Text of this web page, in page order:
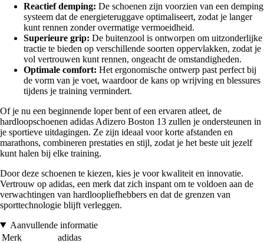
Reactief demping: De schoenen zijn voorzien van een demping
systeem dat de energieteruggave optimaliseert, zodat je langer
kunt rennen zonder overmatige vermoeidheid.
Superieure grip: De buitenzool is ontworpen om uitzonderlijke
tractie te bieden op verschillende soorten oppervlakken, zodat je
vol vertrouwen kunt rennen, ongeacht de omstandigheden.
Optimale comfort: Het ergonomische ontwerp past perfect bij
de vorm van je voet, waardoor de kans op wrijving en blessures
tijdens je training vermindert.
Of je nu een beginnende loper bent of een ervaren atleet, de
hardloopschoenen adidas Adizero Boston 13 zullen je ondersteunen in
je sportieve uitdagingen. Ze zijn ideaal voor korte afstanden en
marathons, combineren prestaties en stijl, zodat je het beste uit jezelf
kunt halen bij elke training.
Door deze schoenen te kiezen, kies je voor kwaliteit en innovatie.
Vertrouw op adidas, een merk dat zich inspant om te voldoen aan de
verwachtingen van hardloopliefhebbers en dat de grenzen van
sporttechnologie blijft verleggen.
Aanvullende informatie
Merk
adidas